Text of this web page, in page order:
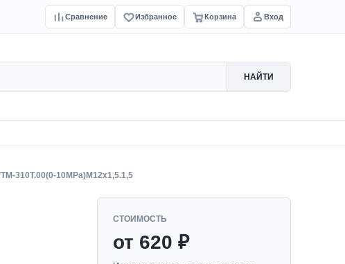
Сравнение Избранное Корзина Вход
НАЙТИ
ТМ-310Т.00(0-10MPa)M12x1,5.1,5
СТОИМОСТЬ
от 620 ₽